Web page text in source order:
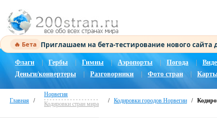
🔥 Бета Приглашаем на бета-тестирование нового
Флаги Гербы Гимны | Аэропорты Погода |
Деньги/конвертеры
Разговорники Фото стран
Главная /
Норвегия
Кодировки стран мира
/ Кодировки городов Норвегии /